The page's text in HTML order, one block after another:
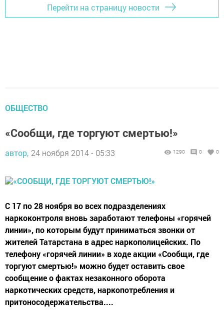
Перейти на страницу новости
ОБЩЕСТВО
«Сообщи, где торгуют смертью!»
автор, 24 ноября 2014 - 05:33 1290 0 0
С 17 по 28 ноября во всех подразделениях
наркоконтроля вновь заработают телефоны «горячей
линии», по которым будут приниматься звонки от
жителей Татарстана в адрес наркополицейских. По
телефону «горячей линии» в ходе акции «Сообщи, где
торгуют смертью!» можно будет оставить свое
сообщение о фактах незаконного оборота
наркотических средств, наркопотребления и
притоносодержательства....